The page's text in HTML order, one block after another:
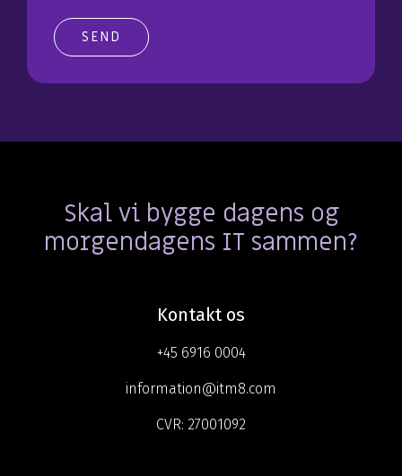
Skal vi bygge dagens og
morgendagens IT sammen?
Kontakt os
+45 6916 0004
information@itm8.com
CVR: 27001092